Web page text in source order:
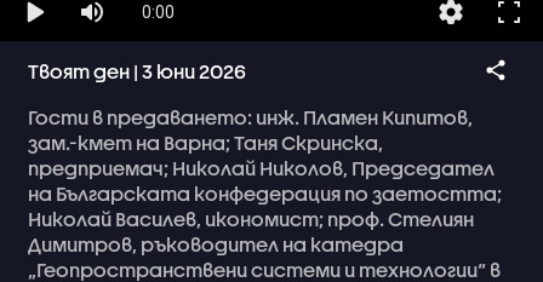
0:00
Твоят ден | 3 юни 2026
Гости в предаването: инж. Пламен Кипитов,
зам.-кмет на Варна;ТаняСкринска,
предприемач; Николай Николов, Председател
на Българската конфедерация по заетостта;
Николай Василев, икономист; проф.Стелиян
Димитров, ръководител на катедра
„Геопространственисистеми и технологии“ в